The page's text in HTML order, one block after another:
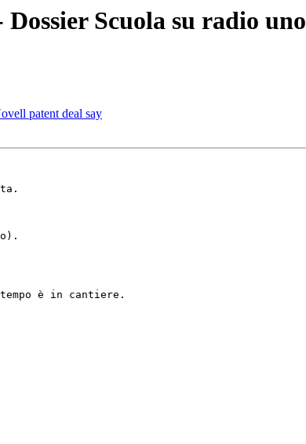
Scuola su radio uno
patent deal say
è in cantiere.